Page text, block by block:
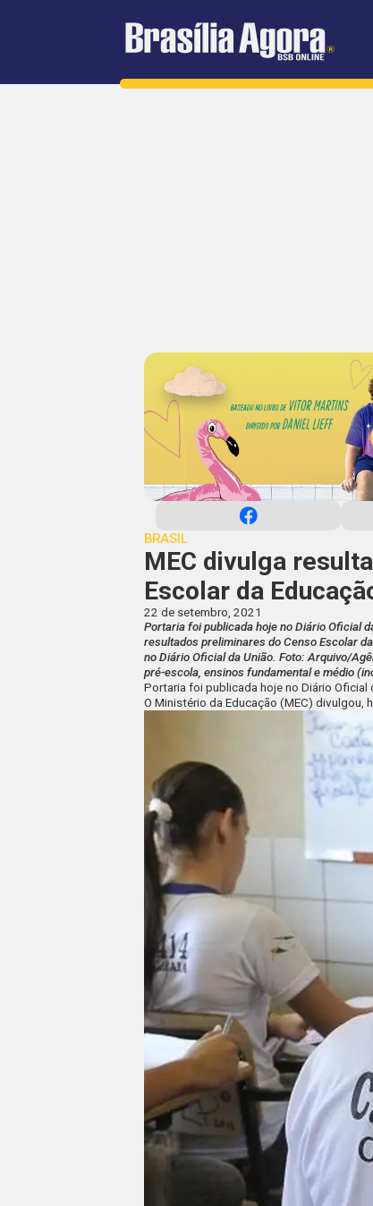
BRASIL
MEC divulga
Escolar da
22 de setembro, 2021
Portaria foi publicada hoje no Diário Oficial
resultados preliminares do Censo Escolar
no Diário Oficial da União. Foto: Arquivo/
pré-escola, ensinos fundamental e médio
Portaria foi publicada hoje no Diário Oficial
O Ministério da Educação (MEC)